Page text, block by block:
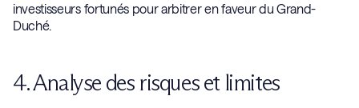
investisseurs fortunés pour arbitrer en faveur du Grand-
Duché.
4. Analyse des risques et limites